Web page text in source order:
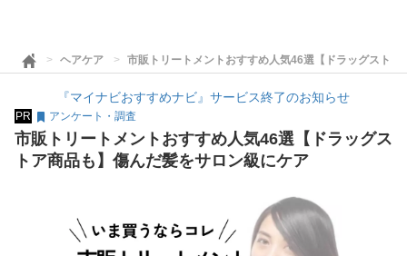
ヘアケア 市販トリートメントおすすめ人気46選【ドラッグスト
『マイナビおすすめナビ』サービス終了のお知らせ
PR アンケート・調査
市販トリートメントおすすめ人気46選【ドラッグス
トア商品も】傷んだ髪をサロン級にケア